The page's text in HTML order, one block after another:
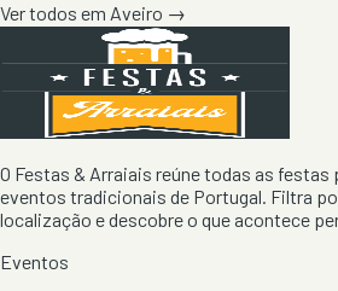
Ver todos em Aveiro →
O Festas & Arraiais reúne todas as festas
eventos tradicionais de Portugal. Filtra
localização e descobre o que acontece
Eventos